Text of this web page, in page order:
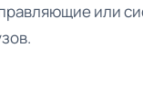
или